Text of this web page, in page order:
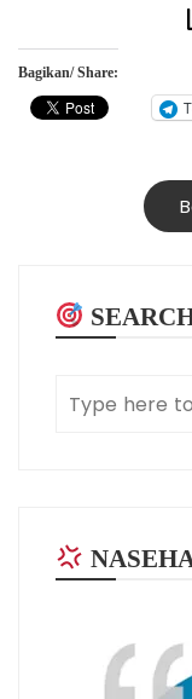
Bagikan/ Share: